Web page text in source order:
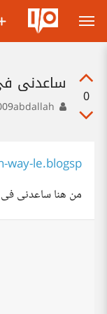
0
ساعدنى
le.blogsp...
من هنا ساعدنى فى